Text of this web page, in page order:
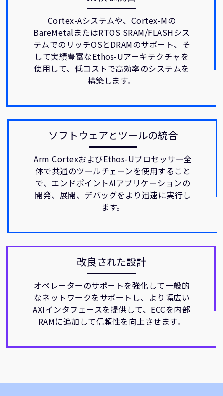
Cortex-Aシステムや、Cortex-Mの
BareMetalまたはRTOS SRAM/FLASHシス
テムでのリッチOSとDRAMのサポート、そ
して実績豊富なEthos-Uアーキテクチャを
使用して、低コストで高効率のシステムを
構築します。
ソフトウェアとツールの統合
Arm CortexおよびEthos-Uプロセッサー全
体で共通のツールチェーンを使用すること
で、エンドポイントAIアプリケーションの
開発、展開、デバッグをより迅速に実行し
ます。
改良された設計
オペレーターのサポートを強化して一般的
なネットワークをサポートし、より幅広い
AXIインタフェースを提供して、ECCを内部
RAMに追加して信頼性を向上させます。